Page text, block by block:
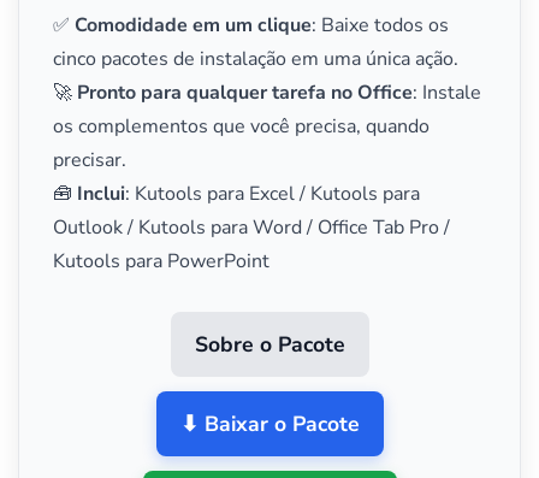
✅ Comodidade em um clique: Baixe todos os
cinco pacotes de instalação em uma única ação.
🚀 Pronto para qualquer tarefa no Office: Instale
os complementos que você precisa, quando
precisar.
🧰 Inclui: Kutools para Excel / Kutools para
Outlook / Kutools para Word / Office Tab Pro /
Kutools para PowerPoint
Sobre o Pacote
⬇ Baixar o Pacote